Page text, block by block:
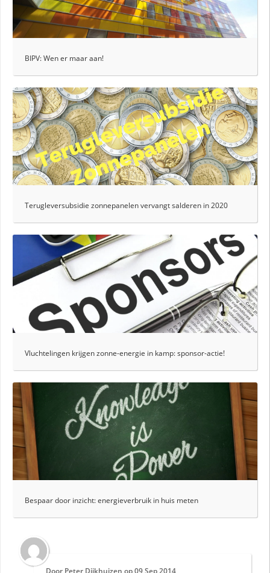
BIPV: Wen er maar aan!
Terugleversubsidie zonnepanelen vervangt salderen in 2020
Vluchtelingen krijgen zonne-energie in kamp: sponsor-actie!
Bespaar door inzicht: energieverbruik in huis meten
Door Peter Dijkhuizen op09 Sep 2014